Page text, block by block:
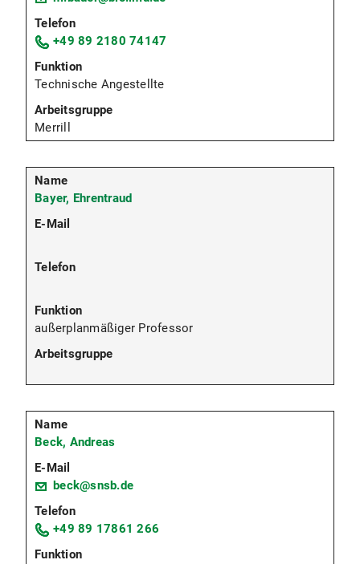
+49 89 2180 74147
Technische Angestellte
Merrill
Bayer, Ehrentraud
außerplanmäßiger Professor
Beck, Andreas
beck@snsb.de
+49 89 17861 266